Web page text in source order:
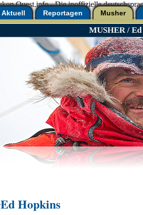
Aktuell Reportagen Musher
MUSHER /
Ed Hopkins